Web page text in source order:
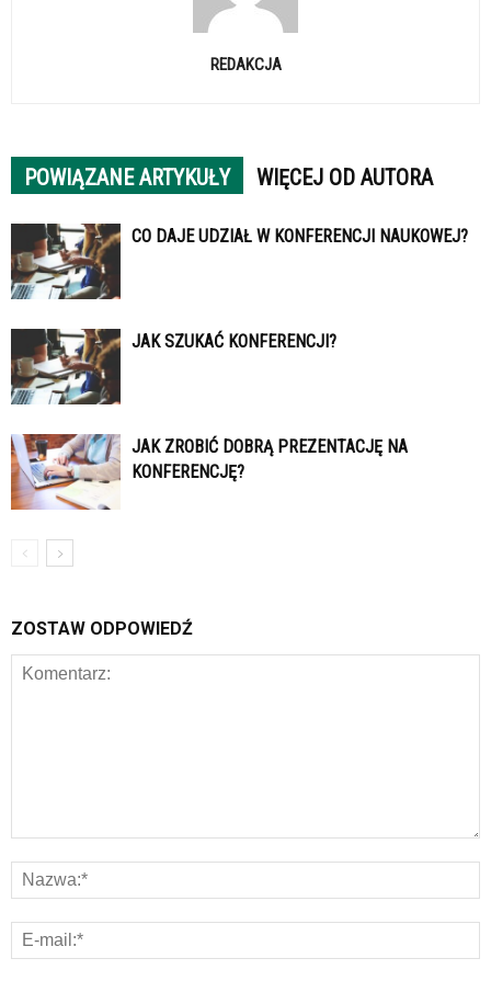
REDAKCJA
POWIĄZANE ARTYKUŁY WIĘCEJ OD AUTORA
CO DAJE UDZIAŁ W KONFERENCJI NAUKOWEJ?
JAK SZUKAĆ KONFERENCJI?
JAK ZROBIĆ DOBRĄ PREZENTACJĘ NA
KONFERENCJĘ?
ZOSTAW ODPOWIEDŹ